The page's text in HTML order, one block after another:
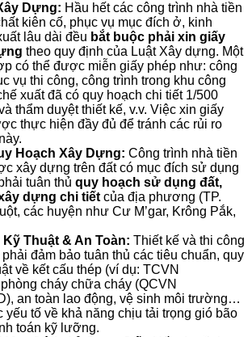
Dựng: Hầu hết các công trình nhà tiền
kiên cố, phục vụ mục đích ở, kinh
lâu dài đều bắt buộc phải xin giấy
theo quy định của Luật Xây dựng. Một
có thể được miễn giấy phép như: công
vụ thi công, công trình trong khu công
xuất đã có quy hoạch chi tiết 1/500
thẩm duyệt thiết kế, v.v. Việc xin giấy
thực hiện đầy đủ để tránh các rủi ro
Hoạch Xây Dựng: Công trình nhà tiền
xây dựng trên đất có mục đích sử dụng
tuân thủ quy hoạch sử dụng đất,
dựng chi tiết của địa phương (TP.
các huyện như Cư M’gar, Krông Pắk,
Thuật & An Toàn: Thiết kế và thi công
đảm bảo tuân thủ các tiêu chuẩn, quy
về kết cấu thép (ví dụ: TCVN
cháy chữa cháy (QCVN
an toàn lao động, vệ sinh môi trường…
yếu tố về khả năng chịu tải trọng gió bão
toán kỹ lưỡng.